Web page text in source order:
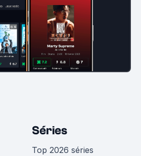
Séries
Top 2026 séries